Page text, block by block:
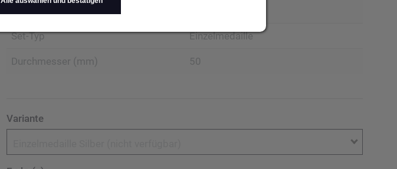
Set-Typ Einzelmedaille
Durchmesser (mm) 50
Variante